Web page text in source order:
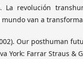
La revolución
van a
Our posthuman
York: Farrar Straus &